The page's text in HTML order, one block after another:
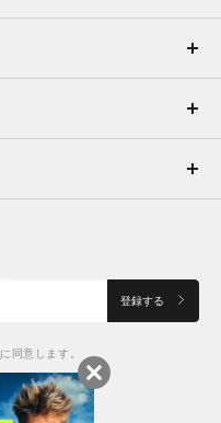
登録する
に同意します。